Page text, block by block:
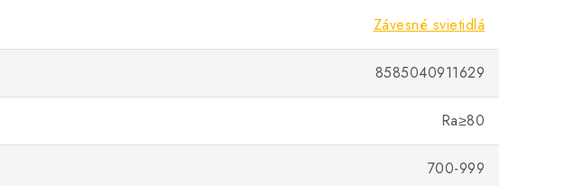
Závesné svietidlá
8585040911629
Ra≥80
700-999